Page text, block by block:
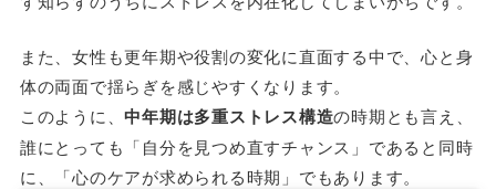
また、女性も更年期や役割の変化に直面する中で、心と身
体の両面で揺らぎを感じやすくなります。
このように、中年期は多重ストレス構造の時期とも言え、
誰にとっても「自分を見つめ直すチャンス」であると同時
に、「心のケアが求められる時期」でもあります。